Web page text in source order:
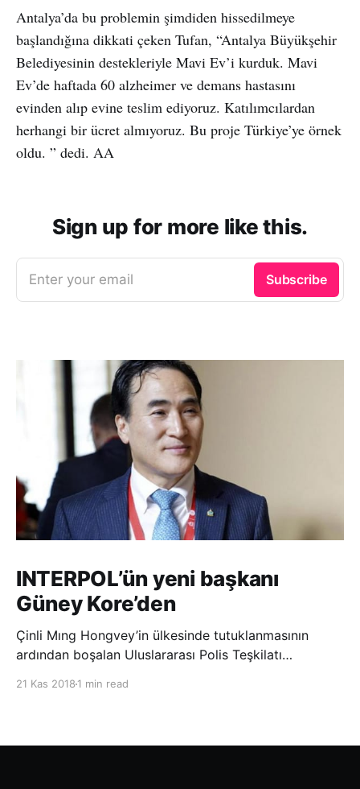
Antalya’da bu problemin şimdiden hissedilmeye
başlandığına dikkati çeken Tufan, “Antalya Büyükşehir
Belediyesinin destekleriyle Mavi Ev’i kurduk. Mavi
Ev’de haftada 60 alzheimer ve demans hastasını
evinden alıp evine teslim ediyoruz. Katılımcılardan
herhangi bir ücret almıyoruz. Bu proje Türkiye’ye örnek
oldu. ” dedi. AA
Sign up for more like this.
Enter your email Subscribe
INTERPOL’ün yeni başkanı
Güney Kore’den
Çinli Mıng Hongvey’in ülkesinde tutuklanmasının
ardından boşalan Uluslararası Polis Teşkilatı
21 Kas 2018 1 min read